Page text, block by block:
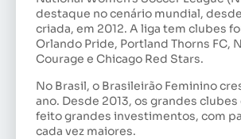
destaque no cenário mundial,
criada, em 2012. A liga tem clubes
Orlando Pride, Portland Thorns FC,
Courage e Chicago Red Stars.
No Brasil, o Brasileirão Feminino
ano. Desde 2013, os grandes
feito grandes investimentos, com
cada vez maiores.